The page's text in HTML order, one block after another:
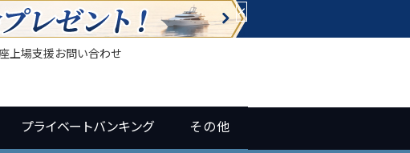
×
上場支援お問い合わせ
プライベートバンキング その他